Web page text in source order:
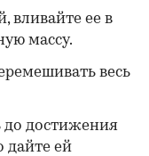
вливайте ее в
массу.
весь
до достижения
дайте ей